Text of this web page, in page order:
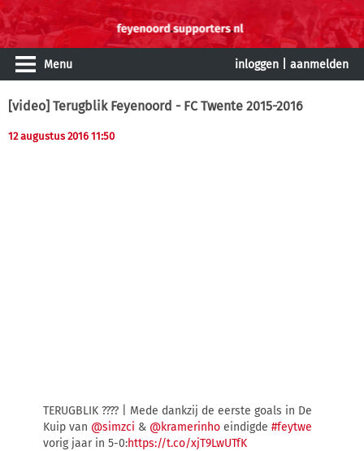
Menu inloggen aanmelden
[video] Terugblik Feyenoord - FC Twente 2015-2016
12 augustus 2016 11:50
TERUGBLIK ???? | Mede dankzij de eerste goals in De
Kuip van @simzci & @kramerinhoeindigde #feytwe
vorig jaar in 5-0:https://t.co/xjT9LwUTfK